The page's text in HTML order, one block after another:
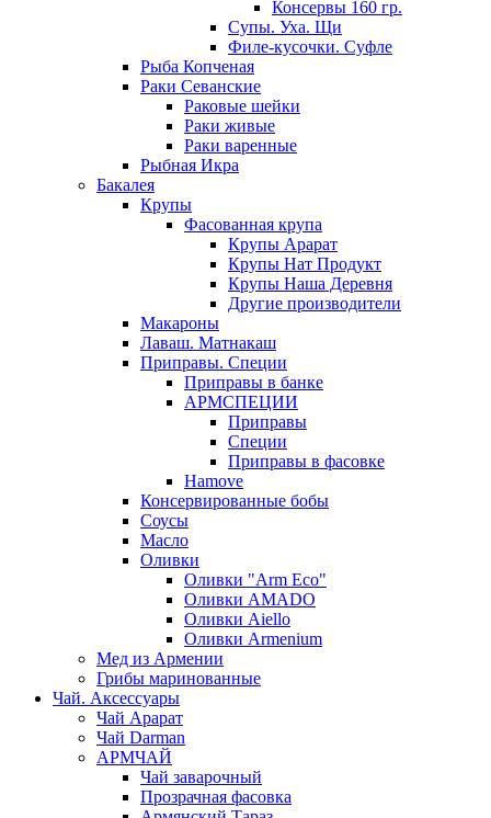
Консервы 160 гр.
Супы. Уха. Щи
Филе-кусочки. Суфле
Рыба Копченая
Раки Севанские
Раковые шейки
Раки живые
Раки варенные
Рыбная Икра
Бакалея
Крупы
Фасованная крупа
Крупы Арарат
Крупы Нат Продукт
Крупы Наша Деревня
Другие производители
Макароны
Лаваш. Матнакаш
Приправы. Специи
Приправы в банке
АРМСПЕЦИИ
Приправы
Специи
Приправы в фасовке
Hamove
Консервированные бобы
Соусы
Масло
Оливки
Оливки "Arm Eco"
Оливки AMADO
Оливки Aiello
Оливки Armenium
Мед из Армении
Грибы маринованные
Чай. Аксессуары
Чай Арарат
Чай Darman
АРМЧАЙ
Чай заварочный
Прозрачная фасовка